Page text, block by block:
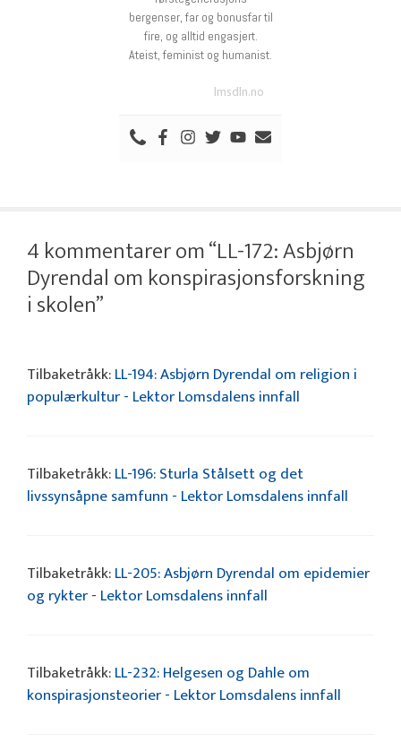
bergenser, far og bonusfar til
fire, og alltid engasjert.
Ateist, feminist og humanist.
lmsdln.no
4 kommentarer om “LL-172: Asbjørn
Dyrendal om konspirasjonsforskning
i skolen”
Tilbaketråkk:LL-194: Asbjørn Dyrendal om religion i
populærkultur - Lektor Lomsdalens innfall
Tilbaketråkk:LL-196: Sturla Stålsett og det
livssynsåpne samfunn - Lektor Lomsdalens innfall
Tilbaketråkk:LL-205: Asbjørn Dyrendal om epidemier
og rykter - Lektor Lomsdalens innfall
Tilbaketråkk:LL-232: Helgesen og Dahle om
konspirasjonsteorier - Lektor Lomsdalens innfall